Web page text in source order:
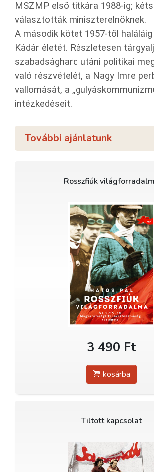
MSZMP első titkára 1988-ig;
választották miniszterelnöknek.
A második kötet 1957-től haláláig
Kádár életét. Részletesen
szabadságharc utáni politikai
való részvételét, a Nagy Imre
vallomását, a
intézkedéseit.
További ajánlatunk
Rosszfiúk
3 490 Ft
kosárba
Tiltott kapcsolat